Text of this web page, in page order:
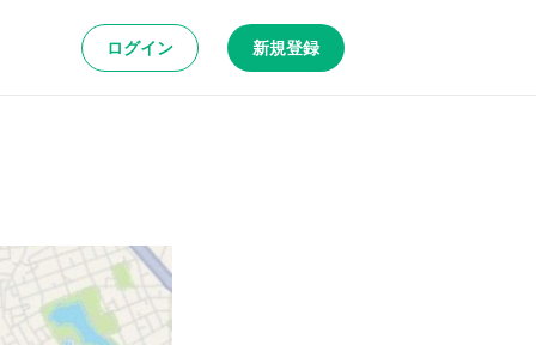
ログイン 新規登録